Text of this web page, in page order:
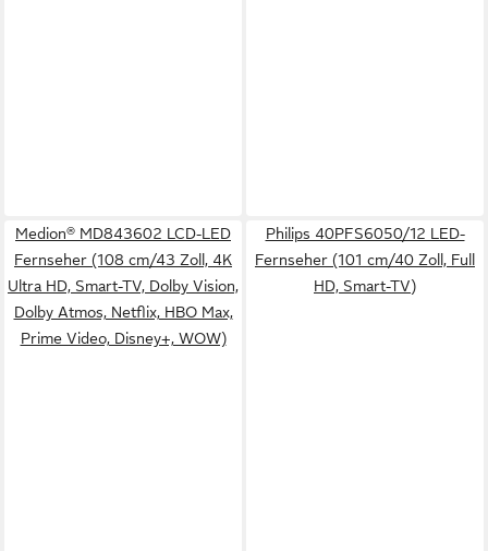
Medion® MD843602 LCD-LED
Fernseher (108 cm/43 Zoll, 4K
Ultra HD, Smart-TV, Dolby Vision,
Dolby Atmos, Netflix, HBO Max,
Prime Video, Disney+, WOW)
Philips 40PFS6050/12 LED-
Fernseher (101 cm/40 Zoll, Full
HD, Smart-TV)